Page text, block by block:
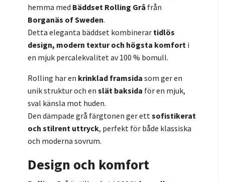
hemma med Bäddset Rolling Grå från
Borganäs of Sweden.
Detta eleganta bäddset kombinerar tidlös
design, modern textur och högsta komfort i
en mjuk percalekvalitet av 100 % bomull.
Rolling har en krinklad framsida som ger en
unik struktur och en slät baksida för en mjuk,
sval känsla mot huden.
Den dämpade grå färgtonen ger ett sofistikerat
och stilrent uttryck, perfekt för både klassiska
och moderna sovrum.
Design och komfort